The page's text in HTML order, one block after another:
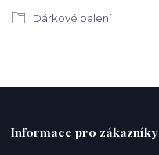
Dárkové balení
Informace pro zákazníky